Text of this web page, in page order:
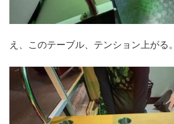
え、このテーブル、テンション上がる。